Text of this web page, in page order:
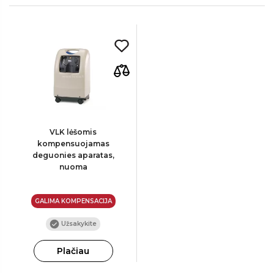
VLK lėšomis
kompensuojamas
deguonies aparatas,
nuoma
GALIMA KOMPENSACIJA
Užsakykite
Plačiau